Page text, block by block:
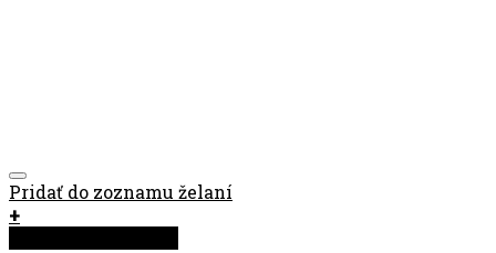
Pridať do zoznamu želaní
+